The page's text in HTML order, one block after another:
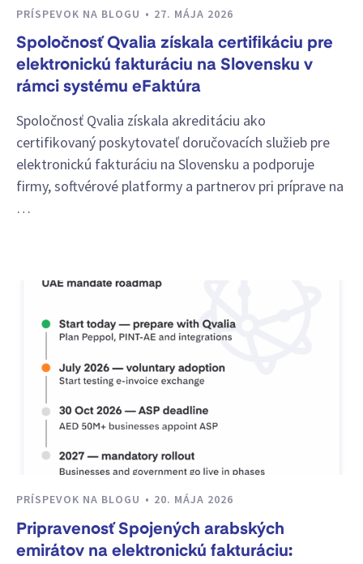
PRÍSPEVOK NA BLOGU 27. MÁJA 2026
Spoločnosť Qvalia získala certifikáciu pre
elektronickú fakturáciu na Slovensku v
rámci systému eFaktúra
Spoločnosť Qvalia získala akreditáciu ako
certifikovaný poskytovateľ doručovacích služieb pre
elektronickú fakturáciu na Slovensku a podporuje
firmy, softvérové platformy a partnerov pri príprave na
…
PRÍSPEVOK NA BLOGU 20. MÁJA 2026
Pripravenosť Spojených arabských
emirátov na elektronickú fakturáciu: